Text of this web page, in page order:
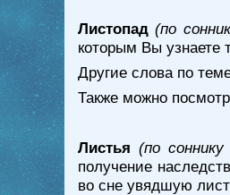
Листопад (по
которым Вы узнаете
Другие слова по
Также можно
Листья (по
получение
во сне увядшую